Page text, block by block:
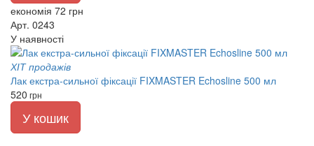
економія 72 грн
Арт. 0243
У наявності
ХІТ продажів
Лак екстра-сильної фіксації FIXMASTER Echosline 500 мл
520 грн
У кошик